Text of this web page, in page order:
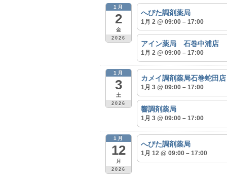
1月
2
金
2026
へびた調剤薬局
1月 2 @ 09:00 – 17:00
アイン薬局 石巻中浦店
1月 2 @ 09:00 – 17:00
1月
3
土
2026
カメイ調剤薬局石巻蛇田店
1月 3 @ 09:00 – 17:00
響調剤薬局
1月 3 @ 09:00 – 17:00
1月
12
月
2026
へびた調剤薬局
1月 12 @ 09:00 – 17:00